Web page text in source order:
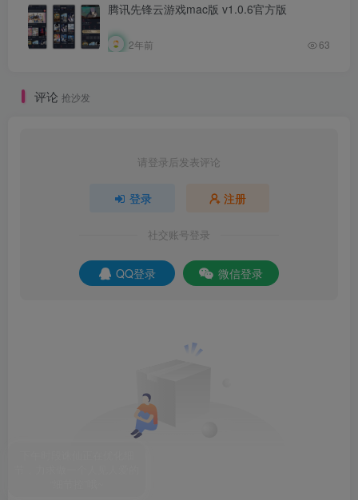
腾讯先锋云游戏mac版 v1.0.6官方版
2年前 63
评论 抢沙发
请登录后发表评论
登录 注册
社交账号登录
QQ登录 微信登录